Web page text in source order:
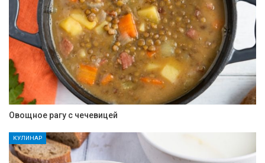
Овощное рагу с чечевицей
КУЛИНАР